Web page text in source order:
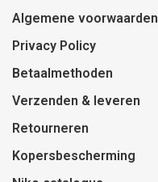
Algemene voorwaarden
Privacy Policy
Betaalmethoden
Verzenden & leveren
Retourneren
Kopersbescherming